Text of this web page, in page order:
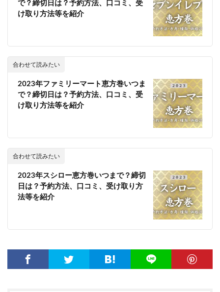
で？締切日は？予約方法、口コミ、受
け取り方法等を紹介
合わせて読みたい
2023年ファミリーマート恵方巻いつま
で？締切日は？予約方法、口コミ、受
け取り方法等を紹介
合わせて読みたい
2023年スシロー恵方巻いつまで？締切
日は？予約方法、口コミ、受け取り方
法等を紹介